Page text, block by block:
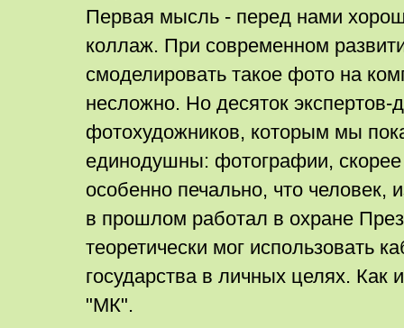
Первая мысль - перед нами
коллаж. При современном
смоделировать такое фото на
несложно. Но десяток экспертов-
фотохудожников, которым мы
единодушны: фотографии,
особенно печально, что человек,
в прошлом работал в охране
теоретически мог использовать
государства в личных целях. Как
"МК".